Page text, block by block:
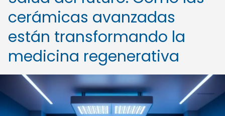
cerámicas avanzadas
están transformando la
medicina regenerativa